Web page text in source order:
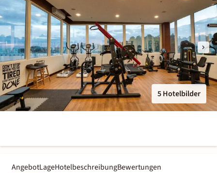
5 Hotelbilder
AngebotLageHotelbeschreibungBewertungen